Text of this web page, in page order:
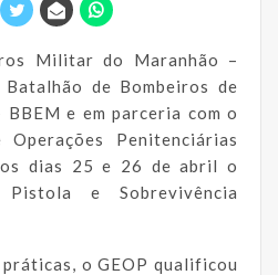
Militar do Maranhão –
de Bombeiros de
BBEM e em parceria com o
Penitenciárias
dias 25 e 26 de abril o
e Sobrevivência
o GEOP qualificou